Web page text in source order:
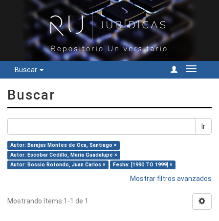
Buscar
Cambiar
Buscar
Ir
Autor: Barajas Montes de Oca, Santiago ×
Autor: Escobar Cedillo, María Guadalupe ×
Autor: Bossio Rotondo, Juan Carlos ×
Fecha: [1990 TO 1999] ×
Mostrar filtros avanzados
Mostrando ítems 1-1 de 1